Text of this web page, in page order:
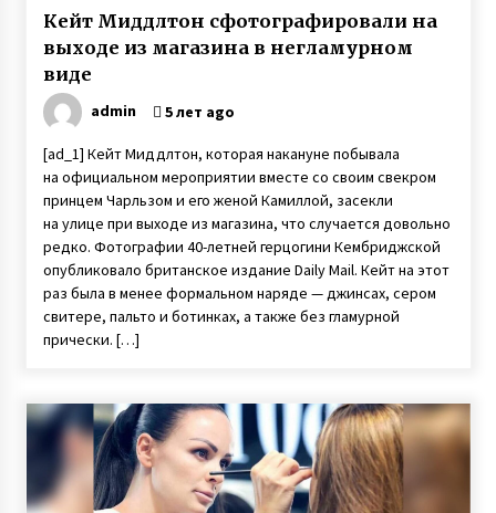
Кейт Миддлтон сфотографировали на
выходе из магазина в негламурном
виде
admin 5 лет ago
[ad_1] Кейт Миддлтон, которая накануне побывала
на официальном мероприятии вместе со своим свекром
принцем Чарльзом и его женой Камиллой, засекли
на улице при выходе из магазина, что случается довольно
редко. Фотографии 40-летней герцогини Кембриджской
опубликовало британское издание Daily Mail. Кейт на этот
раз была в менее формальном наряде — джинсах, сером
свитере, пальто и ботинках, а также без гламурной
прически. […]